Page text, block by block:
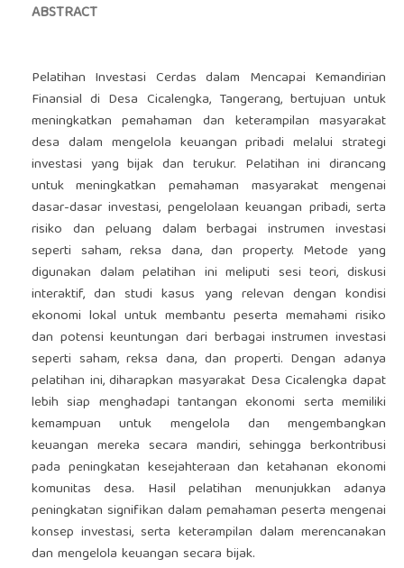
ABSTRACT
Pelatihan Investasi Cerdas dalam Mencapai Kemandirian
Finansial di Desa Cicalengka, Tangerang, bertujuan untuk
meningkatkan pemahaman dan keterampilan masyarakat
desa dalam mengelola keuangan pribadi melalui strategi
investasi yang bijak dan terukur. Pelatihan ini dirancang
untuk meningkatkan pemahaman masyarakat mengenai
dasar-dasar investasi, pengelolaan keuangan pribadi, serta
risiko dan peluang dalam berbagai instrumen investasi
seperti saham, reksa dana, dan property. Metode yang
digunakan dalam pelatihan ini meliputi sesi teori, diskusi
interaktif, dan studi kasus yang relevan dengan kondisi
ekonomi lokal untuk membantu peserta memahami risiko
dan potensi keuntungan dari berbagai instrumen investasi
seperti saham, reksa dana, dan properti. Dengan adanya
pelatihan ini, diharapkan masyarakat Desa Cicalengka dapat
lebih siap menghadapi tantangan ekonomi serta memiliki
kemampuan untuk mengelola dan mengembangkan
keuangan mereka secara mandiri, sehingga berkontribusi
pada peningkatan kesejahteraan dan ketahanan ekonomi
komunitas desa. Hasil pelatihan menunjukkan adanya
peningkatan signifikan dalam pemahaman peserta mengenai
konsep investasi, serta keterampilan dalam merencanakan
dan mengelola keuangan secara bijak.